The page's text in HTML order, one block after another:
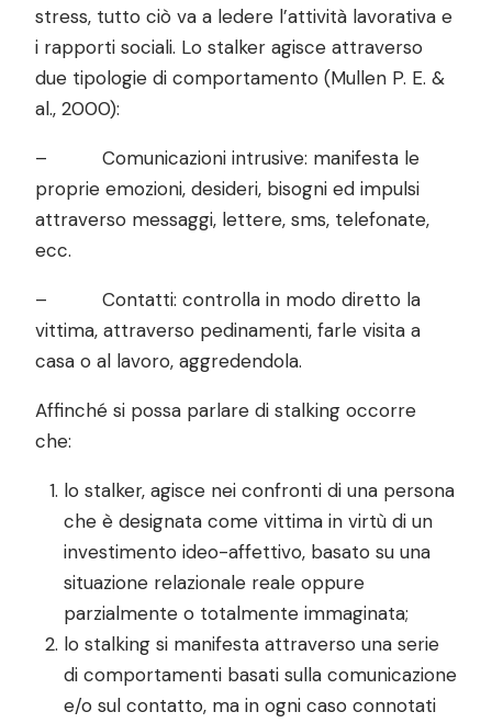
stress, tutto ciò va a ledere l’attività lavorativa e
i rapporti sociali. Lo stalker agisce attraverso
due tipologie di comportamento (Mullen P. E. &
al., 2000):
– Comunicazioni intrusive: manifesta le
proprie emozioni, desideri, bisogni ed impulsi
attraverso messaggi, lettere, sms, telefonate,
ecc.
– Contatti: controlla in modo diretto la
vittima, attraverso pedinamenti, farle visita a
casa o al lavoro, aggredendola.
Affinché si possa parlare di stalking occorre
che:
lo stalker, agisce nei confronti di una persona
che è designata come vittima in virtù di un
investimento ideo-affettivo, basato su una
situazione relazionale reale oppure
parzialmente o totalmente immaginata;
lo stalking si manifesta attraverso una serie
di comportamenti basati sulla comunicazione
e/o sul contatto, ma in ogni caso connotati